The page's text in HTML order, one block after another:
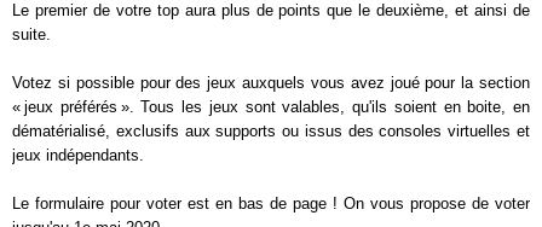
Le premier de votre top aura plus de points que le deuxième, et ainsi de
suite.
Votez si possible pour des jeux auxquels vous avez joué pour la section
« jeux préférés ». Tous les jeux sont valables, qu'ils soient en boite, en
dématérialisé, exclusifs aux supports ou issus des consoles virtuelles et
jeux indépendants.
Le formulaire pour voter est en bas de page ! On vous propose de voter